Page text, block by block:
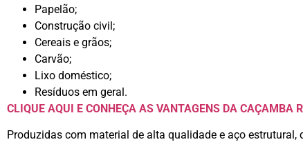
Papelão;
Construção civil;
Cereais e grãos;
Carvão;
Lixo doméstico;
Resíduos em geral.
CLIQUE AQUI E CONHEÇA AS VANTAGENS DA CAÇAMBA
Produzidas com material de alta qualidade e aço